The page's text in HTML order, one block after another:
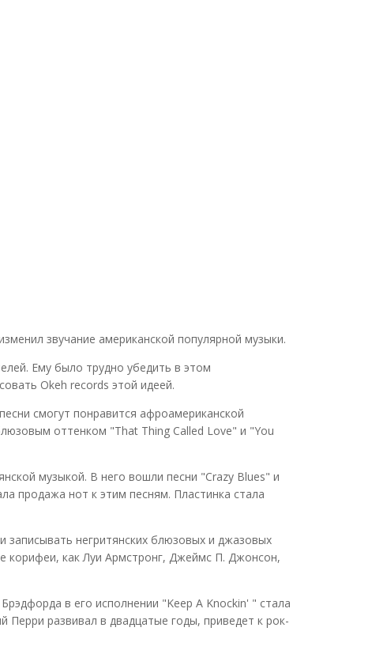
звучание американской популярной музыки.
Ему было трудно убедить в этом
Okeh records этой идеей.
смогут понравится афроамериканской
оттенком "That Thing Called Love" и "You
музыкой. В него вошли песни "Crazy Blues" и
продажа нот к этим песням. Пластинка стала
записывать негритянских блюзовых и джазовых
корифеи, как Луи Армстронг, Джеймс П. Джонсон,
в его исполнении "Keep A Knockin' " стала
Перри развивал в двадцатые годы, приведет к рок-